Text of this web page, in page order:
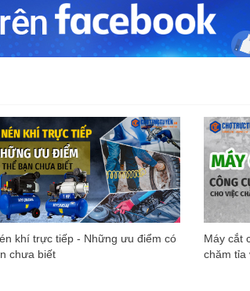
khí trực tiếp - Những ưu điểm có
chưa biết
Máy cắt
chăm tỉa